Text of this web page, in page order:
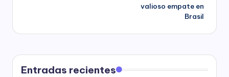
valioso empate en
Brasil
Entradas recientes